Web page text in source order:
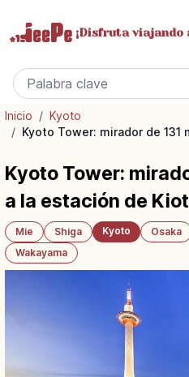
¡Disfrutaviajando
Inicio / Kyoto
/ Kyoto Tower: mirador de
Kyoto Tower:
a la estación de
Mie Shiga Kyoto Osaka
Wakayama